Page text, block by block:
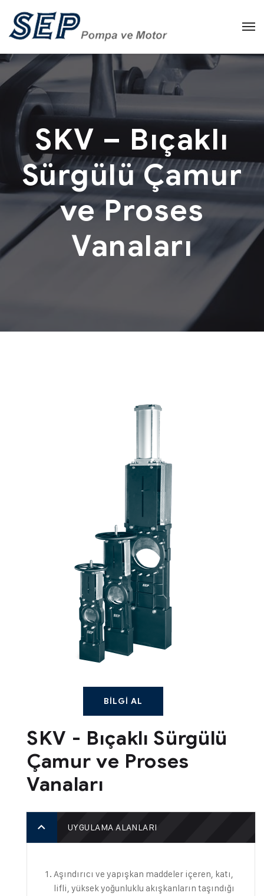
SKV – Bıçaklı
Sürgülü Çamur
ve Proses
Vanaları
BILGI AL
SKV - Bıçaklı Sürgülü
Çamur ve Proses
Vanaları
UYGULAMA ALANLARI
Aşındırıcı ve yapışkan maddeler içeren, katı,
lifli, yüksek yoğunluklu akışkanların taşındığı